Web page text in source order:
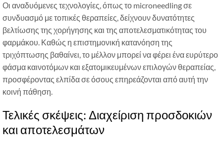
Οι αναδυόμενες τεχνολογίες, όπως το microneedling σε
συνδυασμό με τοπικές θεραπείες, δείχνουν δυνατότητες
βελτίωσης της χορήγησης και της αποτελεσματικότητας του
φαρμάκου. Καθώς η επιστημονική κατανόηση της
τριχόπτωσης βαθαίνει, το μέλλον μπορεί να φέρει ένα ευρύτερο
φάσμα καινοτόμων και εξατομικευμένων επιλογών θεραπείας,
προσφέροντας ελπίδα σε όσους επηρεάζονται από αυτή την
κοινή πάθηση.
Τελικές σκέψεις: Διαχείριση προσδοκιών
και αποτελεσμάτων